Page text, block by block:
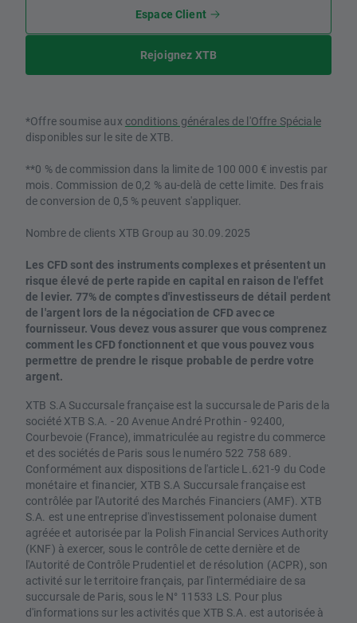
Espace Client
Rejoignez XTB
*Offre soumise aux conditions générales de l'Offre Spéciale
disponibles sur le site de XTB.
**0 % de commission dans la limite de 100 000 € investis par
mois. Commission de 0,2 % au-delà de cette limite. Des frais
de conversion de 0,5 % peuvent s'appliquer.
Nombre de clients XTB Group au 30.09.2025
Les CFD sont des instruments complexes et présentent un
risque élevé de perte rapide en capital en raison de l'effet
de levier. 77% de comptes d'investisseurs de détail perdent
de l'argent lors de la négociation de CFD avec ce
fournisseur. Vous devez vous assurer que vous comprenez
comment les CFD fonctionnent et que vous pouvez vous
permettre de prendre le risque probable de perdre votre
argent.
XTB S.A Succursale française est la succursale de Paris de la
société XTB S.A. - 20 Avenue André Prothin - 92400,
Courbevoie (France), immatriculée au registre du commerce
et des sociétés de Paris sous le numéro 522 758 689.
Conformément aux dispositions de l'article L.621-9 du Code
monétaire et financier, XTB S.A Succursale française est
contrôlée par l'Autorité des Marchés Financiers (AMF). XTB
S.A. est une entreprise d'investissement polonaise dument
agréée et autorisée par la Polish Financial Services Authority
(KNF) à exercer, sous le contrôle de cette dernière et de
l'Autorité de Contrôle Prudentiel et de résolution (ACPR), son
activité sur le territoire français, par l'intermédiaire de sa
succursale de Paris, sous le N° 11533 LS. Pour plus
d'informations sur les activités que XTB S.A. est autorisée à